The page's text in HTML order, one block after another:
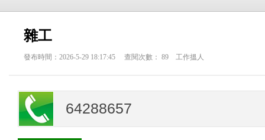
雜工
發布時間：2026-5-29 18:17:45 查閱次數： 89 工作搵人
64288657